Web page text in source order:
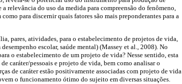
relevância do uso da medida para compreensão do fenômeno,
para discernir quais fatores são mais preponderantes para a
pares, atividades, para o estabelecimento de projetos de vida,
escolar, saúde mental) (Massey et al., 2008). No
o estabelecimento de um projeto de vida? Nesse sentido, esta
caráter/pessoais e projeto de vida, bem como analisar o
de caráter estão positivamente associadas com projeto de vida
o funcionamento ótimo do sujeito em diversas situações.